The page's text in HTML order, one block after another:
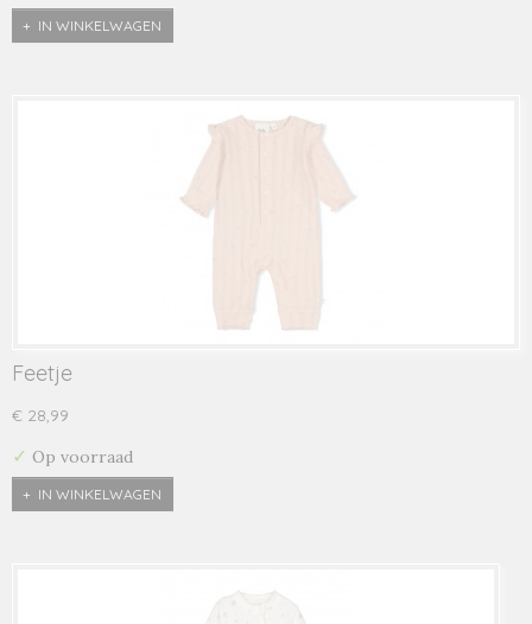
IN WINKELWAGEN
Feetje
€ 28,99
✓ Op voorraad
IN WINKELWAGEN